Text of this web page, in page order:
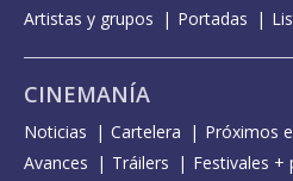
Artistas y grupos
Portadas
CINEMANÍA
Noticias Cartelera Próximos
Avances
Tráilers
Festivales +